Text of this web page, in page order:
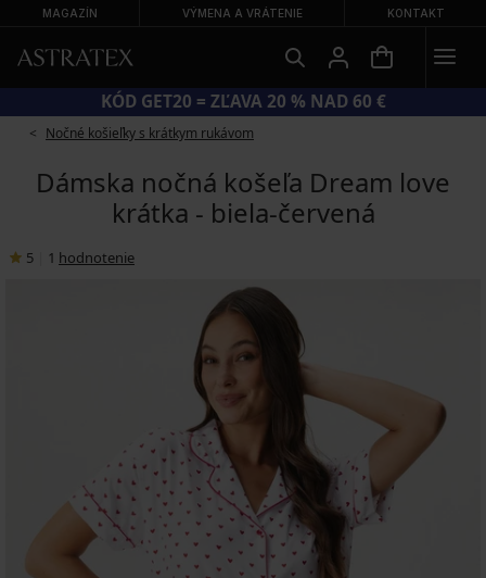
MAGAZÍN VÝMENA A VRÁTENIE KONTAKT
VEĽKÝ LETNÝ VÝPREDAJ AŽ DO −70 %
Nočné košieľky s krátkym rukávom
Dámska nočná košeľa Dream love
krátka - biela-červená
5 1 hodnotenie